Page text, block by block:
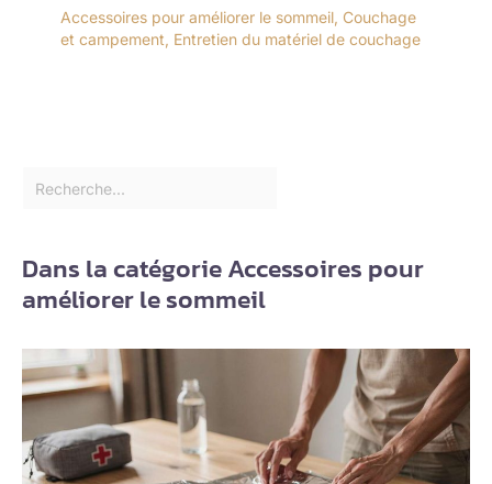
Accessoires pour améliorer le sommeil, Couchage
et campement, Entretien du matériel de couchage
Dans la catégorie Accessoires pour
améliorer le sommeil